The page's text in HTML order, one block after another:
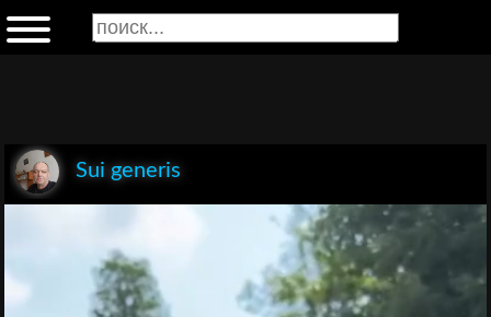
Sui generis